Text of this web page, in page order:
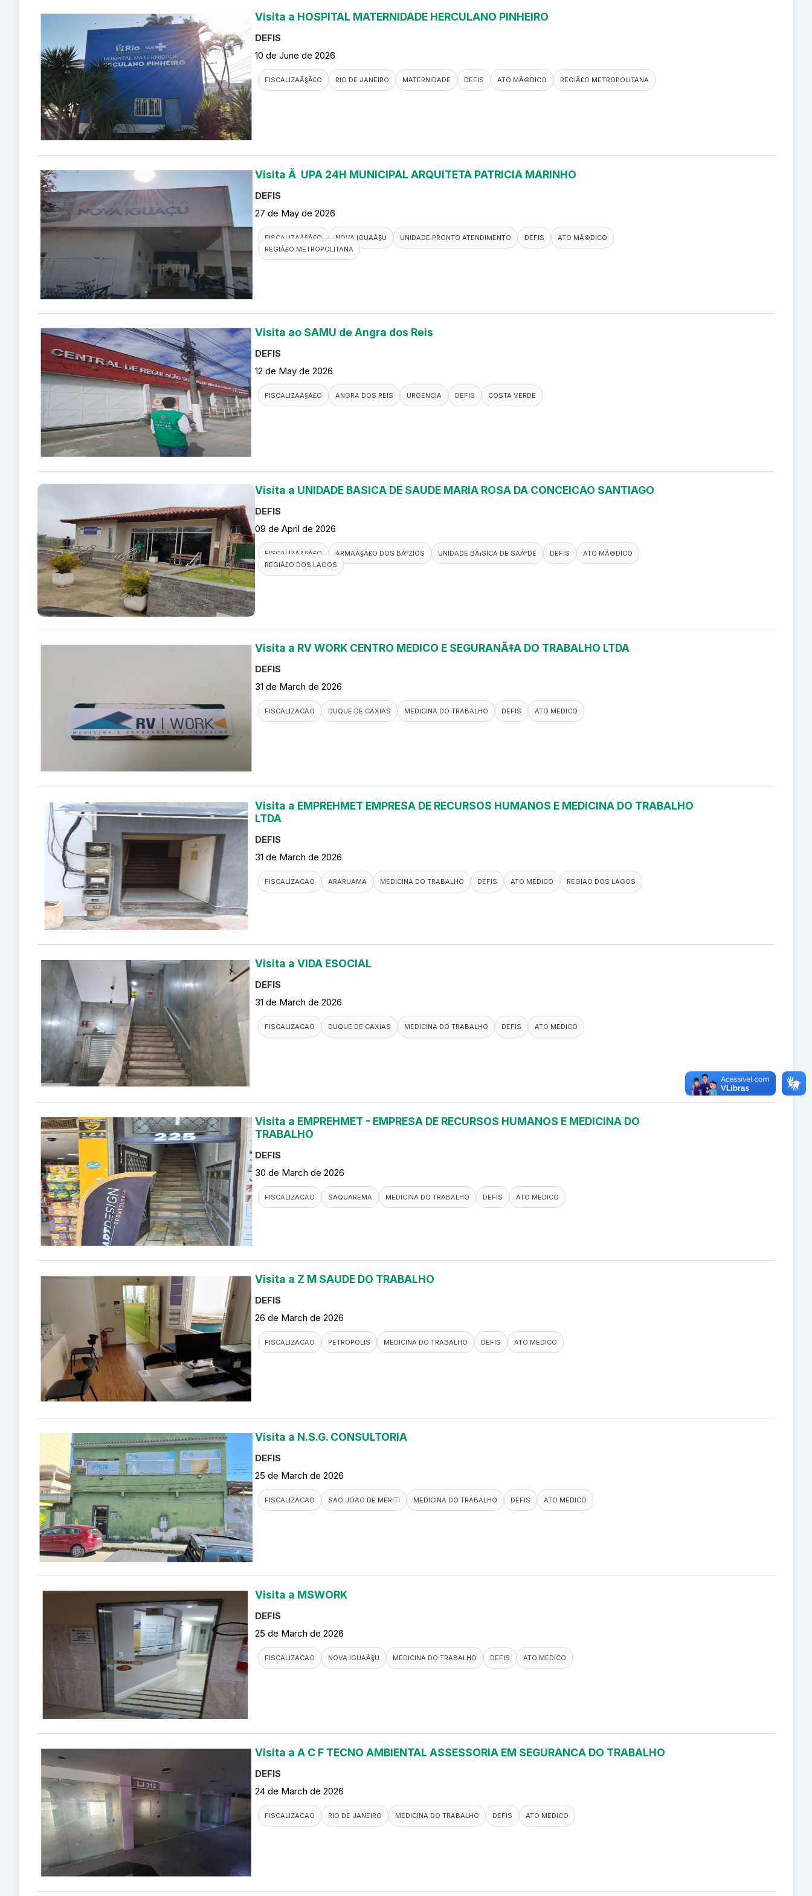
Visita a HOSPITAL MATERNIDADE HERCULANO PINHEIRO
DEFIS
10 de June de 2026
FISCALIZAÃ§Ã£O RIO DE JANEIRO MATERNIDADE DEFIS ATO MÃ©DICO REGIÃ£O METROPOLITANA
Visita Ã UPA 24H MUNICIPAL ARQUITETA PATRICIA MARINHO
DEFIS
27 de May de 2026
FISCALIZAÃ§Ã£O NOVA IGUAÃ§U UNIDADE PRONTO ATENDIMENTO DEFIS
ATO MÃ©DICO
REGIÃ£O METROPOLITANA
Visita ao SAMU de Angra dos Reis
DEFIS
12 de May de 2026
FISCALIZAÃ§Ã£O ANGRA DOS REIS URGENCIA DEFIS COSTA VERDE
Visita a UNIDADE BASICA DE SAUDE MARIA ROSA DA CONCEICAO SANTIAGO
DEFIS
09 de April de 2026
FISCALIZAÃ§Ã£O ARMAÃ§Ã£O DOS BÃºZIOS UNIDADE BÃ¡SICA DE SAÃºDE DEFIS
ATO MÃ©DICO
REGIÃ£O DOS LAGOS
Visita a RV WORK CENTRO MEDICO E SEGURANÃ‡A DO TRABALHO LTDA
DEFIS
31 de March de 2026
FISCALIZACAO DUQUE DE CAXIAS MEDICINA DO TRABALHO DEFIS ATO MEDICO
Visita a EMPREHMET EMPRESA DE RECURSOS HUMANOS E MEDICINA DO TRABALHO
LTDA
DEFIS
31 de March de 2026
FISCALIZACAO ARARUAMA MEDICINA DO TRABALHO DEFIS ATO MEDICO REGIAO DOS LAGOS
Visita a VIDA ESOCIAL
DEFIS
31 de March de 2026
FISCALIZACAO DUQUE DE CAXIAS MEDICINA DO TRABALHO DEFIS ATO MEDICO
Visita a EMPREHMET - EMPRESA DE RECURSOS HUMANOS E MEDICINA DO
TRABALHO
DEFIS
30 de March de 2026
FISCALIZACAO SAQUAREMA MEDICINA DO TRABALHO DEFIS ATO MEDICO
Visita a Z M SAUDE DO TRABALHO
DEFIS
26 de March de 2026
FISCALIZACAO PETROPOLIS MEDICINA DO TRABALHO DEFIS ATO MEDICO
Visita a N.S.G. CONSULTORIA
DEFIS
25 de March de 2026
FISCALIZACAO SAO JOAO DE MERITI MEDICINA DO TRABALHO DEFIS ATO MEDICO
Visita a MSWORK
DEFIS
25 de March de 2026
FISCALIZACAO NOVA IGUAÃ§U MEDICINA DO TRABALHO DEFIS ATO MEDICO
Visita a A C F TECNO AMBIENTAL ASSESSORIA EM SEGURANCA DO TRABALHO
DEFIS
24 de March de 2026
FISCALIZACAO RIO DE JANEIRO MEDICINA DO TRABALHO DEFIS ATO MEDICO